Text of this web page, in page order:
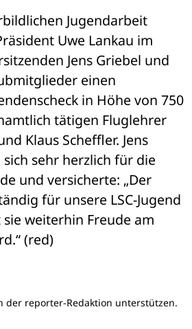
Jugendarbeit
Uwe Lankau im
Jens Griebel und
einen
in Höhe von 750
tätigen Fluglehrer
Klaus Scheffler. Jens
sehr herzlich für die
und versicherte: „Der
für unsere LSC-Jugend
weiterhin Freude am
(red)
der reporter-Redaktion unterstützen.